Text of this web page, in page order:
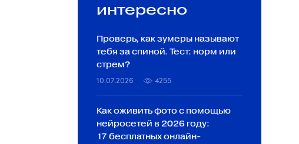
интересно
Проверь, как зумеры называют
тебя за спиной. Тест: норм или
стрем?
10.07.2026 4255
Как оживить фото с помощью
нейросетей в 2026 году:
17 бесплатных онлайн-